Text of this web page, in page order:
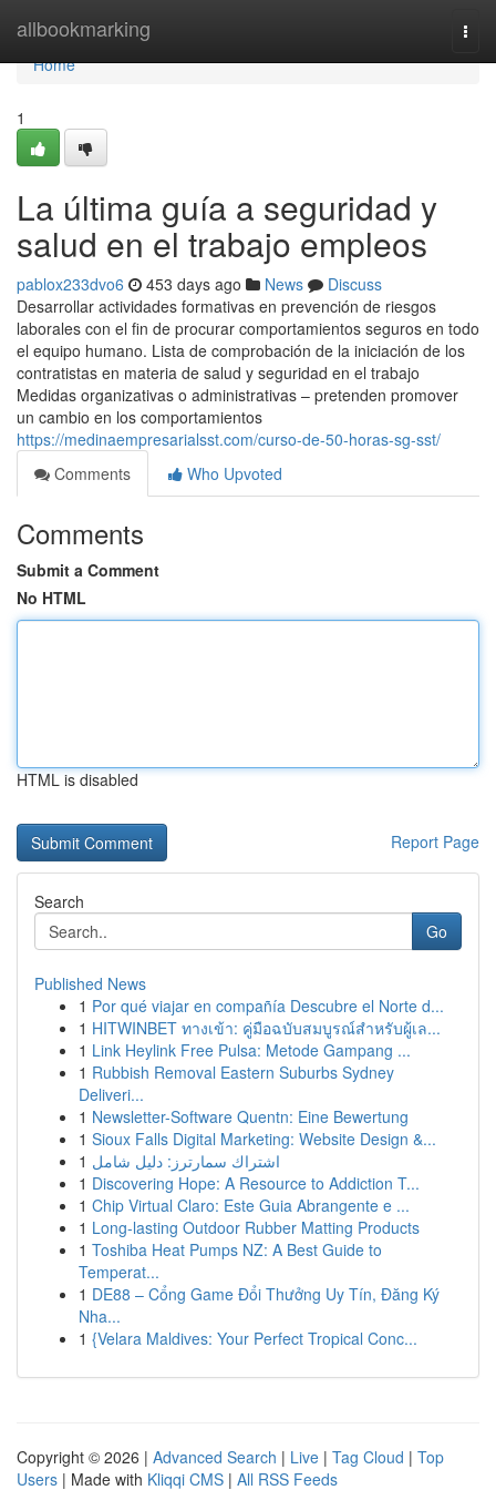
allbookmarking
Home
Home
1
La última guía a seguridad y
salud en el trabajo empleos
pablox233dvo6 453 days ago News
Discuss
Desarrollar actividades formativas en prevención de riesgos
laborales con el fin de procurar comportamientos seguros en todo
el equipo humano. Lista de comprobación de la iniciación de los
contratistas en materia de salud y seguridad en el trabajo
Medidas organizativas o administrativas – pretenden promover
un cambio en los comportamientos
https://medinaempresarialsst.com/curso-de-50-horas-sg-sst/
Comments
Who Upvoted
Comments
Submit a Comment
No HTML
HTML is disabled
Report Page
Search
Go
Published News
1 Por qué viajar en compañía Descubre el Norte d...
1 HITWINBET ทางเข้า: คู่มือฉบับสมบูรณ์สำหรับผู้เล...
1 Link Heylink Free Pulsa: Metode Gampang ...
1 Rubbish Removal Eastern Suburbs Sydney
Deliveri...
1 Newsletter-Software Quentn: Eine Bewertung
1 Sioux Falls Digital Marketing: Website Design &...
1 اشتراك سمارترز: دليل شامل
1 Discovering Hope: A Resource to Addiction T...
1 Chip Virtual Claro: Este Guia Abrangente e ...
1 Long-lasting Outdoor Rubber Matting Products
1 Toshiba Heat Pumps NZ: A Best Guide to
Temperat...
1 DE88 – Cổng Game Đổi Thưởng Uy Tín, Đăng Ký
Nha...
1 {Velara Maldives: Your Perfect Tropical Conc...
Copyright © 2026 | Advanced Search | Live | Tag Cloud | Top
Users | Made with Kliqqi CMS | All RSS Feeds